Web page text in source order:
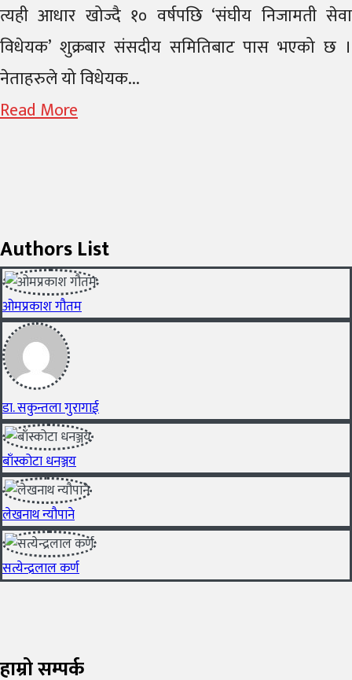
त्यही आधार खोज्दै १० वर्षपछि ‘संघीय निजामती सेवा
विधेयक’ शुक्रबार संसदीय समितिबाट पास भएको छ ।
नेताहरुले यो विधेयक...
Read More
Authors List
ओमप्रकाश गौतम
डा. सकुन्तला गुरागाई
बाँस्कोटा धनञ्जय
लेखनाथ न्यौपाने
सत्येन्द्रलाल कर्ण
हाम्रो सम्पर्क